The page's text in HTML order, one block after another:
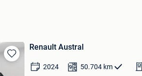
Bewaren
in
Renault Austral
2024 50.704 km